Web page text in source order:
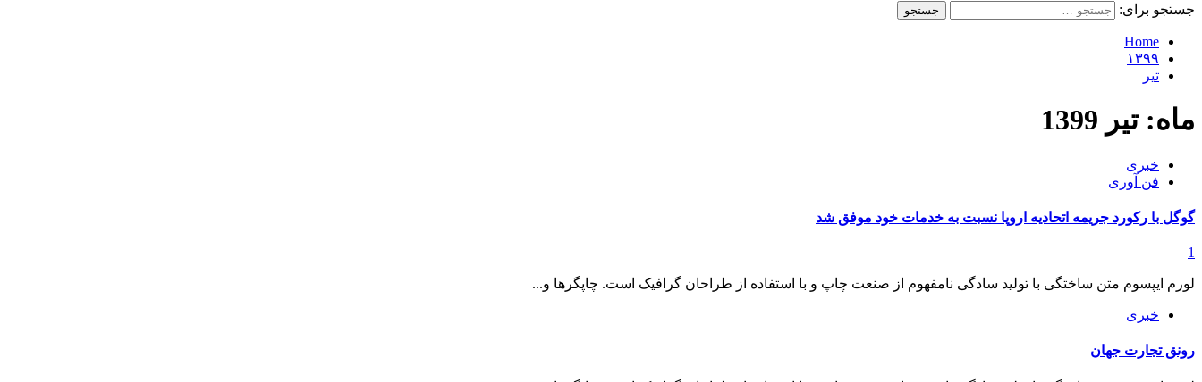
جستجو برای:
Home
۱۳۹۹
تیر
ماه:تیر 1399
خبری
فن آوری
گوگل با رکورد جریمه اتحادیه اروپا نسبت به خدمات خود موفق شد
1
لورم ايپسوم متن ساختگی با توليد سادگی نامفهوم از صنعت چاپ و با استفاده از طراحان گرافيک است. چاپگرها و...
خبری
رونق تجارت جهان